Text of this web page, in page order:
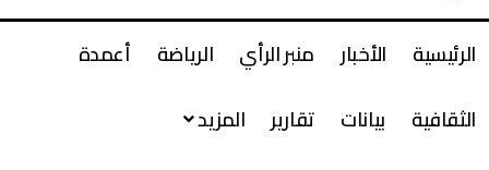
الرئيسية الأخبار منبر الرأي الرياضة
أعمدة
الثقافية
بيانات تقارير المزيد